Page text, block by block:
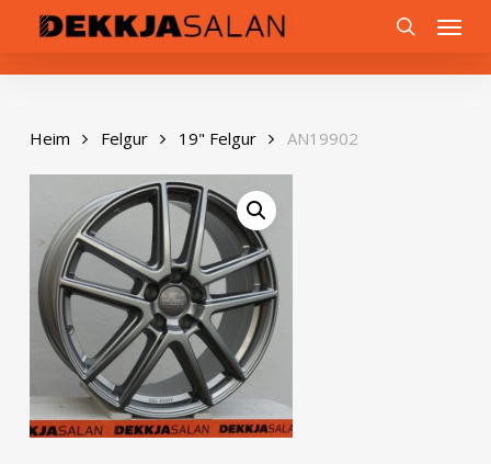
content
Menu
Heim Felgur 19" Felgur AN19902